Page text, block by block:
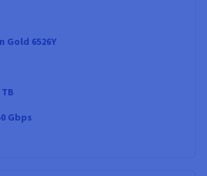
Gold 6526Y
Gbps